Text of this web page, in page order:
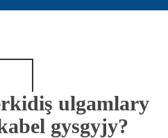
ulgamlary
gysgyjy?